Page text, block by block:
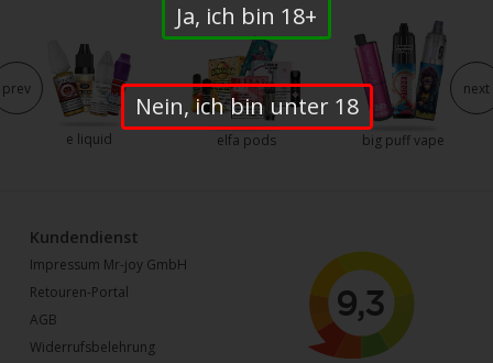
e liquid elfa pods big puff vape
prev next
Kundendienst
Impressum Mr-joy GmbH
Retouren-Portal
AGB
Widerrufsbelehrung
Ja, ich bin 18+
Nein, ich bin unter 18